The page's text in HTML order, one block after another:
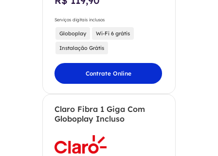
Serviços digitais inclusos
Globoplay Wi-Fi 6 grátis
Instalação Grátis
Contrate Online
Claro Fibra 1 Giga Com
Globoplay Incluso